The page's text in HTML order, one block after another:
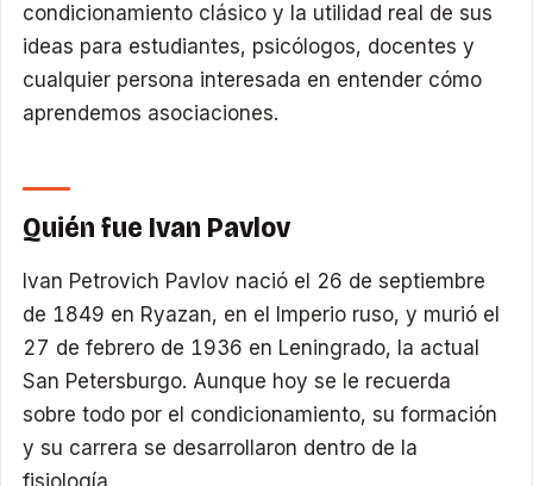
condicionamiento clásico y la utilidad real de sus
ideas para estudiantes, psicólogos, docentes y
cualquier persona interesada en entender cómo
aprendemos asociaciones.
Quién fue Ivan Pavlov
Ivan Petrovich Pavlov nació el 26 de septiembre
de 1849 en Ryazan, en el Imperio ruso, y murió el
27 de febrero de 1936 en Leningrado, la actual
San Petersburgo. Aunque hoy se le recuerda
sobre todo por el condicionamiento, su formación
y su carrera se desarrollaron dentro de la